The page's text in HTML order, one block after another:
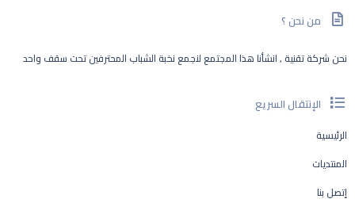
من نحن ؟
نحن شركة تقنية , انشأنا هذا المجتمع لنجمع نخبة الشباب المحترفين تحت سقف واحد
الإنتقال السريع
الرئيسية
المنتديات
إتصل بنا